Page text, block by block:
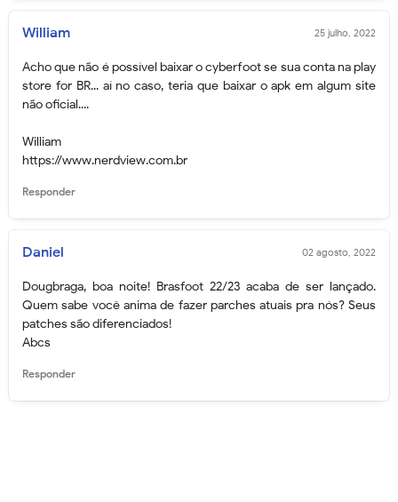
William 25 julho, 2022
Acho que não é possível baixar o cyberfoot se sua conta na play
store for BR... aí no caso, teria que baixar o apk em algum site
não oficial....
William
https://www.nerdview.com.br
Responder
Daniel 02 agosto, 2022
Dougbraga, boa noite! Brasfoot 22/23 acaba de ser lançado.
Quem sabe você anima de fazer parches atuais pra nós? Seus
patches são diferenciados!
Abcs
Responder